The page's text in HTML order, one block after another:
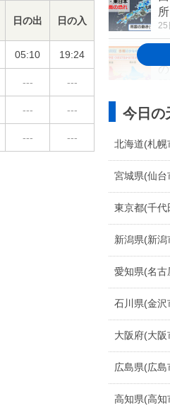
日の出 日の入
05:10 19:24
--- ---
--- ---
--- ---
25
25
25
25
今日の
北海道(札幌
宮城県(仙台
東京都(千代
新潟県(新潟
愛知県(名古
石川県(金沢
大阪府(大阪
広島県(広島
高知県(高知